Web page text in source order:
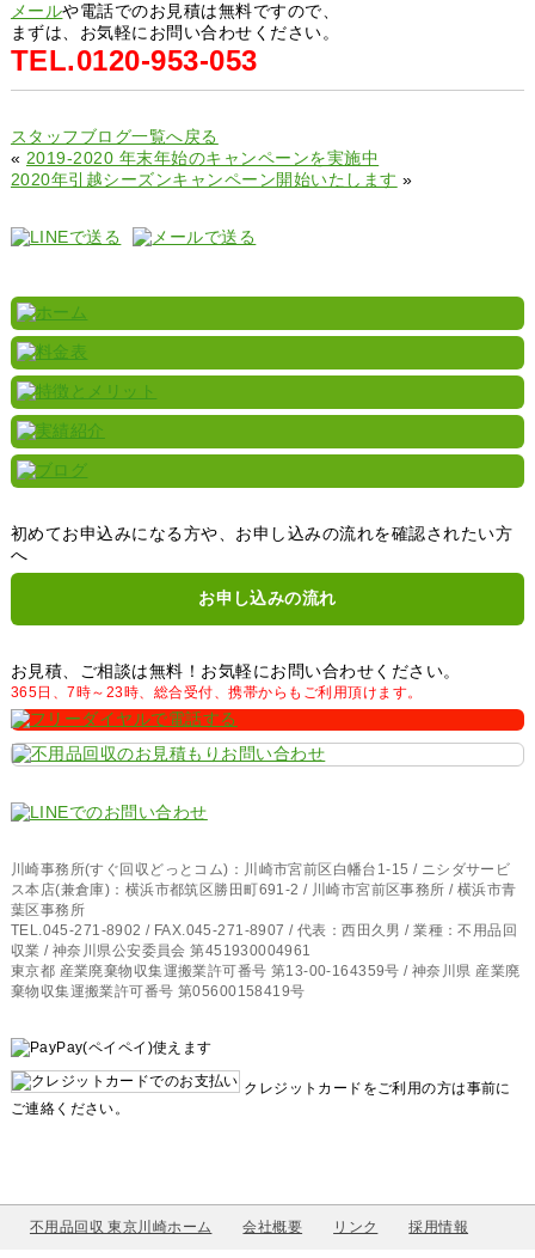
メールや電話でのお見積は無料ですので、
まずは、お気軽にお問い合わせください。
TEL.0120-953-053
スタッフブログ一覧へ戻る
« 2019-2020 年末年始のキャンペーンを実施中
2020年引越シーズンキャンペーン開始いたします »
初めてお申込みになる方や、お申し込みの流れを確認されたい方
へ
お申し込みの流れ
お見積、ご相談は無料！お気軽にお問い合わせください。
365日、7時～23時、総合受付、携帯からもご利用頂けます。
川崎事務所(すぐ回収どっとコム)：川崎市宮前区白幡台1-15 / ニシダサービ
ス本店(兼倉庫)：横浜市都筑区勝田町691-2 / 川崎市宮前区事務所 / 横浜市青
葉区事務所
TEL.045-271-8902 / FAX.045-271-8907 / 代表：西田久男 / 業種：不用品回
収業 / 神奈川県公安委員会 第451930004961
東京都 産業廃棄物収集運搬業許可番号 第13-00-164359号 / 神奈川県 産業廃
棄物収集運搬業許可番号 第05600158419号
クレジットカードをご利用の方は事前に
ご連絡ください。
不用品回収 東京川崎ホーム 会社概要 リンク 採用情報